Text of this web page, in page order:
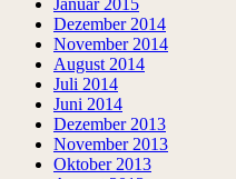
Januar 2015
Dezember 2014
November 2014
August 2014
Juli 2014
Juni 2014
Dezember 2013
November 2013
Oktober 2013